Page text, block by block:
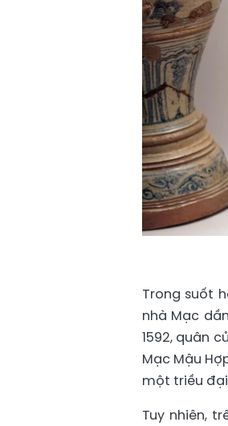
Trong suốt
nhà Mạc
1592, quân
Mạc Mậu
một triều
Tuy nhiên,